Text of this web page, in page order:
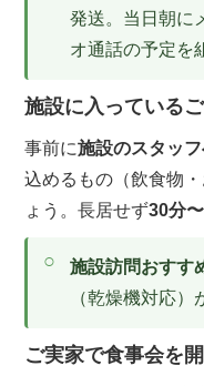
発送。当日朝に
オ通話の予定を
施設に入っている
事前に施設のスタッ
込めるもの（飲食物
ょう。長居せず30分
施設訪問おすす
（乾燥機対応）
ご実家で食事会を開